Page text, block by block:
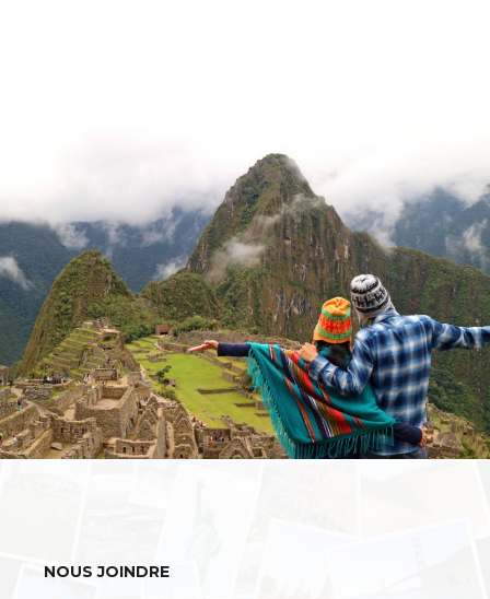
NOUS JOINDRE